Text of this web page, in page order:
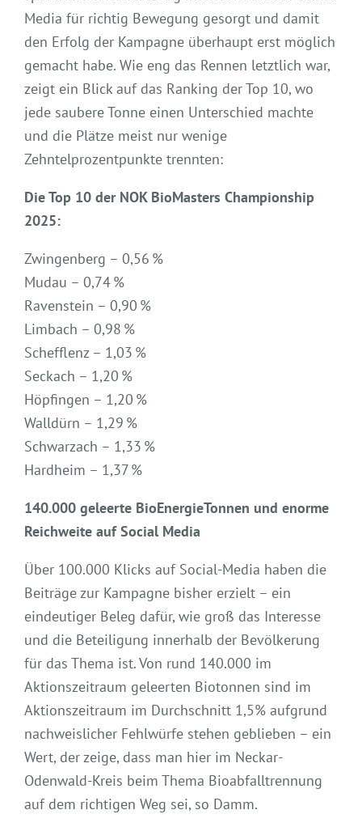
Media für richtig Bewegung gesorgt und damit
den Erfolg der Kampagne überhaupt erst möglich
gemacht habe. Wie eng das Rennen letztlich war,
zeigt ein Blick auf das Ranking der Top 10, wo
jede saubere Tonne einen Unterschied machte
und die Plätze meist nur wenige
Zehntelprozentpunkte trennten:
Die Top 10 der NOK BioMasters Championship
2025:
Zwingenberg – 0,56 %
Mudau – 0,74 %
Ravenstein – 0,90 %
Limbach – 0,98 %
Schefflenz – 1,03 %
Seckach – 1,20 %
Höpfingen – 1,20 %
Walldürn – 1,29 %
Schwarzach – 1,33 %
Hardheim – 1,37 %
140.000 geleerte BioEnergieTonnen und enorme
Reichweite auf Social Media
Über 100.000 Klicks auf Social-Media haben die
Beiträge zur Kampagne bisher erzielt – ein
eindeutiger Beleg dafür, wie groß das Interesse
und die Beteiligung innerhalb der Bevölkerung
für das Thema ist. Von rund 140.000 im
Aktionszeitraum geleerten Biotonnen sind im
Aktionszeitraum im Durchschnitt 1,5% aufgrund
nachweislicher Fehlwürfe stehen geblieben – ein
Wert, der zeige, dass man hier im Neckar-
Odenwald-Kreis beim Thema Bioabfalltrennung
auf dem richtigen Weg sei, so Damm.